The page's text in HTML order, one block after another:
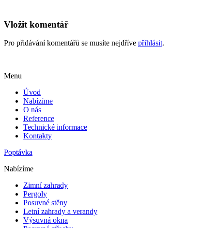
Vložit komentář
Pro přidávání komentářů se musíte nejdříve přihlásit.
Menu
Úvod
Nabízíme
O nás
Reference
Technické informace
Kontakty
Poptávka
Nabízíme
Zimní zahrady
Pergoly
Posuvné stěny
Letní zahrady a verandy
Výsuvná okna